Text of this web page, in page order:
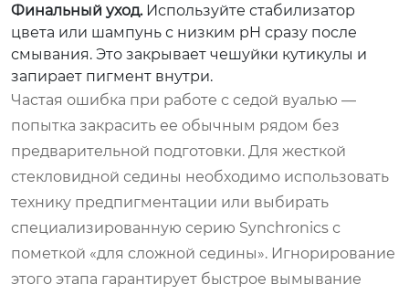
Финальный уход.Используйте стабилизатор
цвета или шампунь с низким pH сразу после
смывания. Это закрывает чешуйки кутикулы и
запирает пигмент внутри.
Частая ошибка при работе с седой вуалью —
попытка закрасить ее обычным рядом без
предварительной подготовки. Для жесткой
стекловидной седины необходимо использовать
технику предпигментации или выбирать
специализированную серию Synchronics с
пометкой «для сложной седины». Игнорирование
этого этапа гарантирует быстрое вымывание